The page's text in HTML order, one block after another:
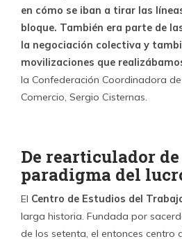
cura francés Michel
grupo de profesionales convirtió al
brazo de apoyo de los grupos de
Nacional Sindical (CNS),
de Patoral Obrera que reactivó el
se convirtió en el articulador de la
“Plan Laboral”, puesto en
Trabajo de la época,José Piñera.
que se recuerdan del centro de
pluralidad, ya que participaban
credos y vinculaciones políticas a